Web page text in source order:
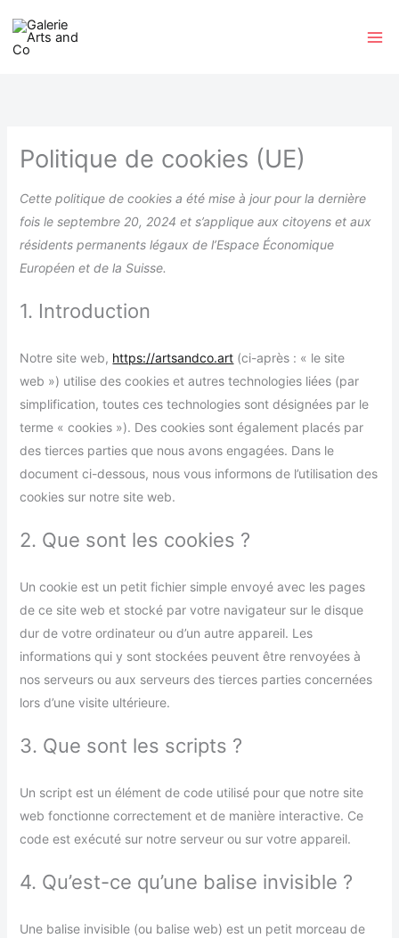
au
contenu
Politique de cookies (UE)
Cette politique de cookies a été mise à jour pour la dernière
fois le septembre 20, 2024 et s’applique aux citoyens et aux
résidents permanents légaux de l’Espace Économique
Européen et de la Suisse.
1. Introduction
Notre site web, https://artsandco.art (ci-après : « le site
web ») utilise des cookies et autres technologies liées (par
simplification, toutes ces technologies sont désignées par le
terme « cookies »). Des cookies sont également placés par
des tierces parties que nous avons engagées. Dans le
document ci-dessous, nous vous informons de l’utilisation des
cookies sur notre site web.
2. Que sont les cookies ?
Un cookie est un petit fichier simple envoyé avec les pages
de ce site web et stocké par votre navigateur sur le disque
dur de votre ordinateur ou d’un autre appareil. Les
informations qui y sont stockées peuvent être renvoyées à
nos serveurs ou aux serveurs des tierces parties concernées
lors d’une visite ultérieure.
3. Que sont les scripts ?
Un script est un élément de code utilisé pour que notre site
web fonctionne correctement et de manière interactive. Ce
code est exécuté sur notre serveur ou sur votre appareil.
4. Qu’est-ce qu’une balise invisible ?
Une balise invisible (ou balise web) est un petit morceau de